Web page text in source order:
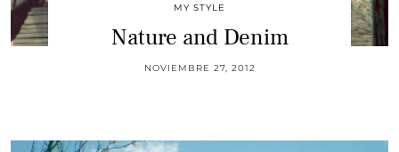
MY STYLE
Nature and Denim
NOVIEMBRE 27, 2012